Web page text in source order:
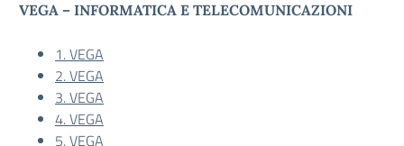
VEGA – INFORMATICA E TELECOMUNICAZIONI
1. VEGA
2. VEGA
3. VEGA
4. VEGA
5. VEGA